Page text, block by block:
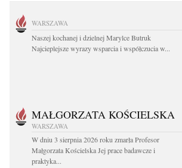
WARSZAWA
Naszej kochanej i dzielnej Marylce Butruk
Najcieplejsze wyrazy wsparcia i współczucia w...
MAŁGORZATA KOŚCIELSKA
WARSZAWA
W dniu 3 sierpnia 2026 roku zmarła Profesor
Małgorzata Kościelska Jej prace badawcze i
praktyka...